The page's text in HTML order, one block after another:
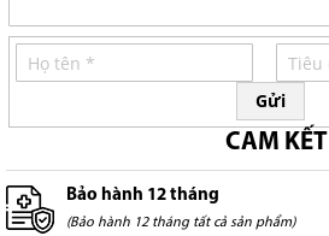
Gửi
CAM KẾT
Bảo hành 12 tháng
(Bảo hành 12 tháng tất cả sản phẩm)